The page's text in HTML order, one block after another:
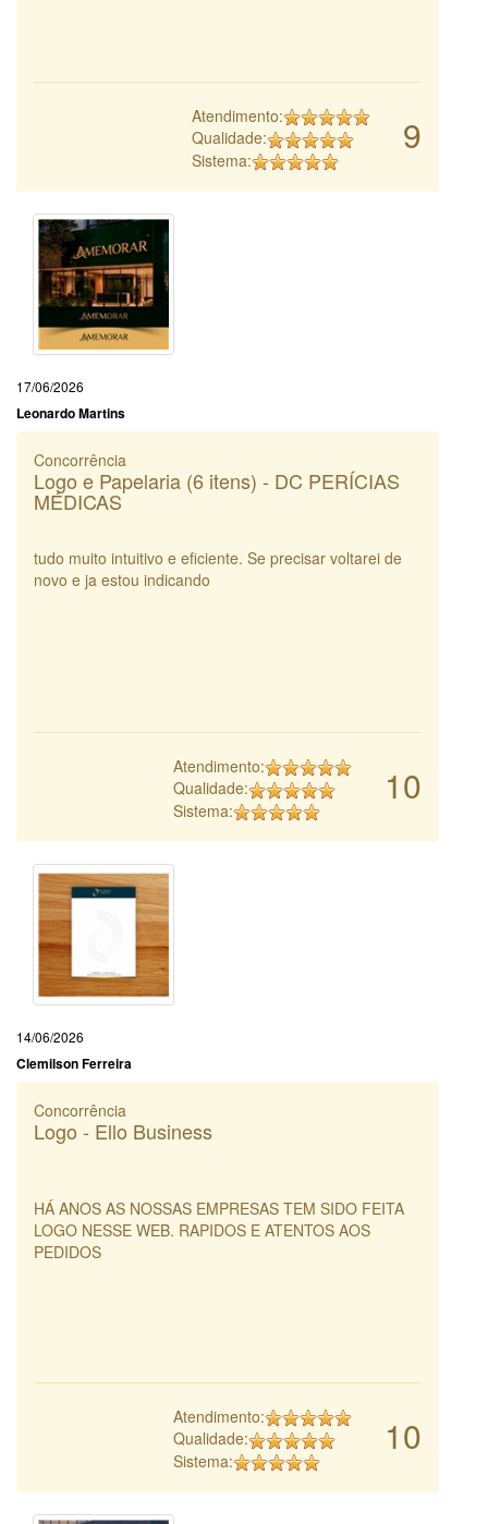
9
Atendimento:
Qualidade:
Sistema:
17/06/2026
Leonardo Martins
Concorrência
Logo e Papelaria (6 itens) - DC PERÍCIAS
MÉDICAS
tudo muito intuitivo e eficiente. Se precisar voltarei de
novo e ja estou indicando
10
Atendimento:
Qualidade:
Sistema:
14/06/2026
Clemilson Ferreira
Concorrência
Logo - Ello Business
HÁ ANOS AS NOSSAS EMPRESAS TEM SIDO FEITA
LOGO NESSE WEB. RAPIDOS E ATENTOS AOS
PEDIDOS
10
Atendimento:
Qualidade:
Sistema: